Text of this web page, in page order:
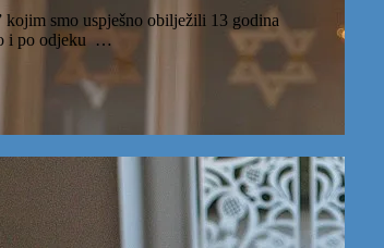
smo uspješno obilježili 13 godina
i po odjeku …